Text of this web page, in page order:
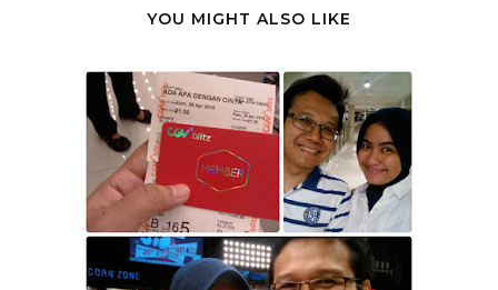
YOU MIGHT ALSO LIKE